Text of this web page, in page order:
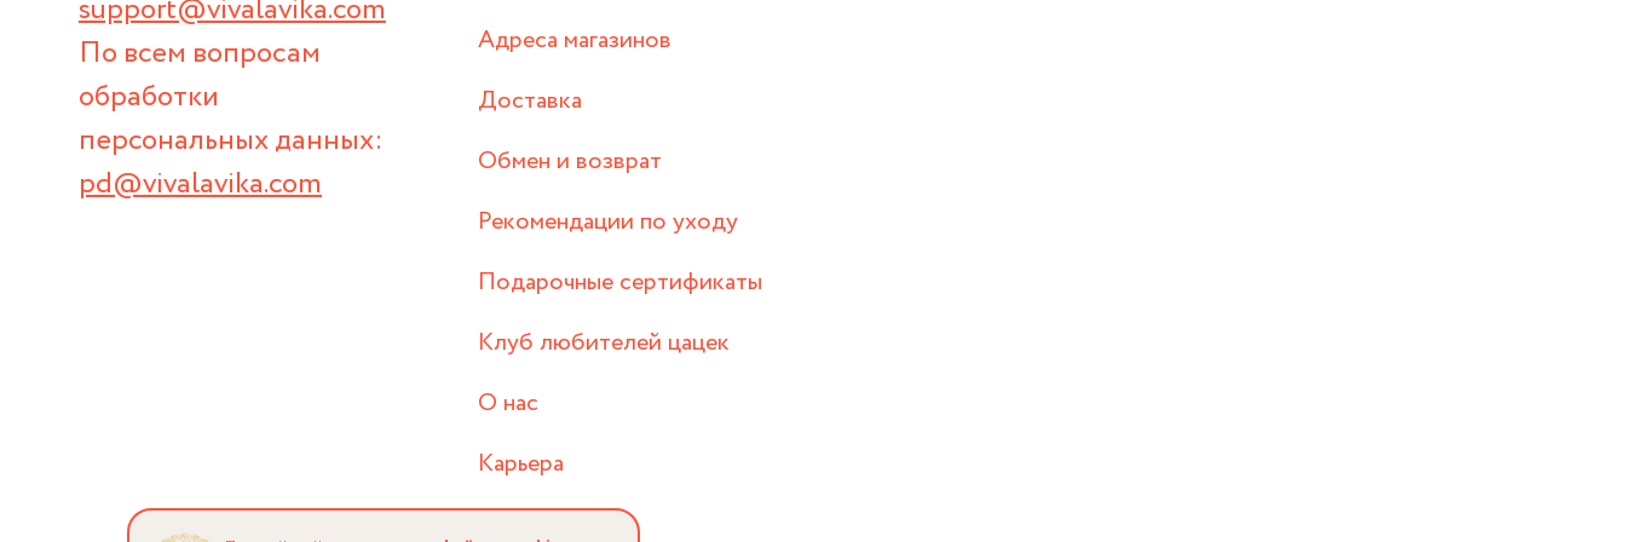
support@vivalavika.com
По всем вопросам
обработки
персональных данных:
pd@vivalavika.com
Адреса магазинов
Доставка
Обмен и возврат
Рекомендации по уходу
Подарочные сертификаты
Клуб любителей цацек
О нас
Карьера